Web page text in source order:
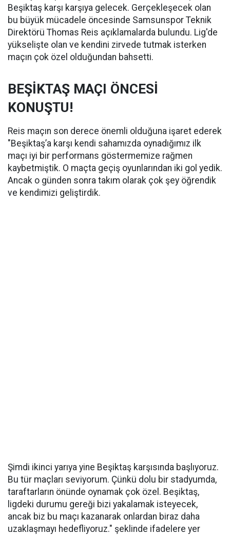
Beşiktaş karşı karşıya gelecek. Gerçekleşecek olan
bu büyük mücadele öncesinde Samsunspor Teknik
Direktörü Thomas Reis açıklamalarda bulundu. Lig'de
yükselişte olan ve kendini zirvede tutmak isterken
maçın çok özel olduğundan bahsetti.
BEŞİKTAŞ MAÇI ÖNCESİ
KONUŞTU!
Reis maçın son derece önemli olduğuna işaret ederek
"Beşiktaş’a karşı kendi sahamızda oynadığımız ilk
maçı iyi bir performans göstermemize rağmen
kaybetmiştik. O maçta geçiş oyunlarından iki gol yedik.
Ancak o günden sonra takım olarak çok şey öğrendik
ve kendimizi geliştirdik.
Şimdi ikinci yarıya yine Beşiktaş karşısında başlıyoruz.
Bu tür maçları seviyorum. Çünkü dolu bir stadyumda,
taraftarların önünde oynamak çok özel. Beşiktaş,
ligdeki durumu gereği bizi yakalamak isteyecek,
ancak biz bu maçı kazanarak onlardan biraz daha
uzaklaşmayı hedefliyoruz." şeklinde ifadelere yer